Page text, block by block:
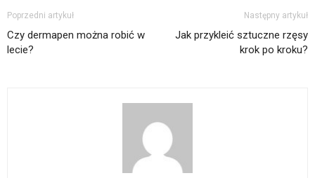
Poprzedni artykuł
Czy dermapen można robić w
lecie?
Następny artykuł
Jak przykleić sztuczne rzęsy
krok po kroku?